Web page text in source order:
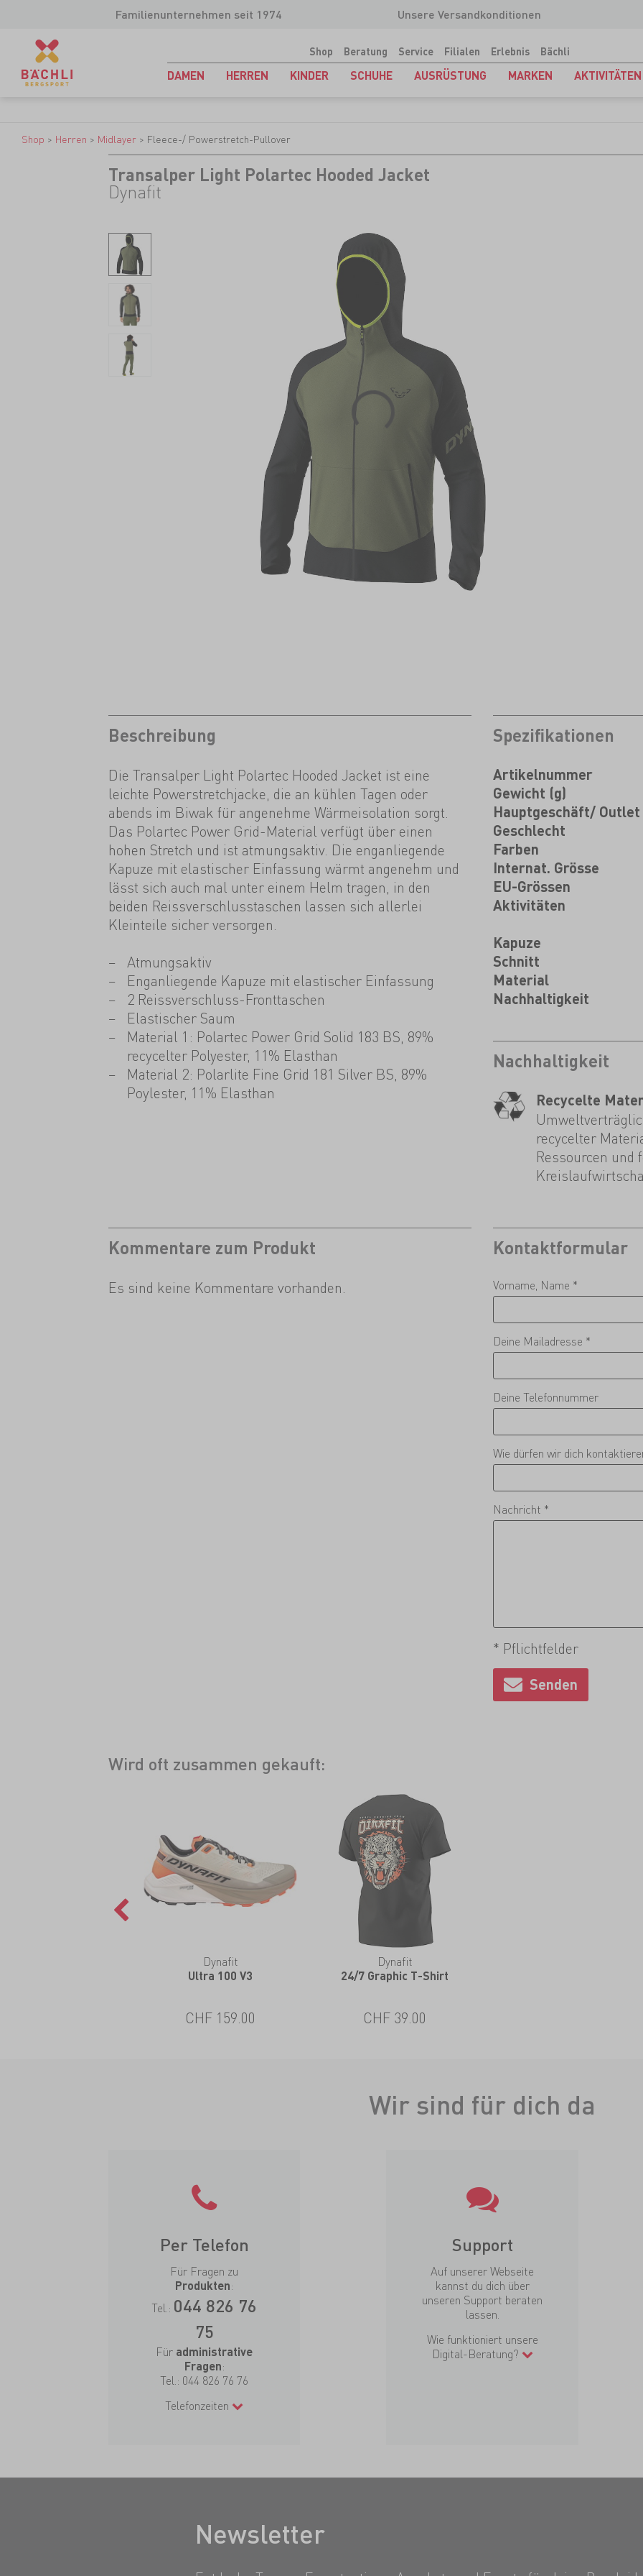
Familienunternehmen seit 1974 Unsere Versandkonditionen
Shop Beratung Service Filialen Erlebnis Bächli
DAMEN HERREN KINDER SCHUHE AUSRÜSTUNG MARKEN AKTIVITÄTEN
Shop > Herren > Midlayer > Fleece-/ Powerstretch-Pullover
Transalper Light Polartec Hooded Jacket
Dynafit
Beschreibung
Die Transalper Light Polartec Hooded Jacket ist eine
leichte Powerstretchjacke, die an kühlen Tagen oder
abends im Biwak für angenehme Wärmeisolation sorgt.
Das Polartec Power Grid-Material verfügt über einen
hohen Stretch und ist atmungsaktiv. Die enganliegende
Kapuze mit elastischer Einfassung wärmt angenehm und
lässt sich auch mal unter einem Helm tragen, in den
beiden Reissverschlusstaschen lassen sich allerlei
Kleinteile sicher versorgen.
Atmungsaktiv
Enganliegende Kapuze mit elastischer Einfassung
2 Reissverschluss-Fronttaschen
Elastischer Saum
Material 1: Polartec Power Grid Solid 183 BS, 89%
recycelter Polyester, 11% Elasthan
Material 2: Polarlite Fine Grid 181 Silver BS, 89%
Poylester, 11% Elasthan
Spezifikationen
Artikelnummer
Gewicht (g)
Hauptgeschäft/ Outlet
Geschlecht
Farben
Internat. Grösse
EU-Grössen
Aktivitäten
Kapuze
Schnitt
Material
Nachhaltigkeit
Nachhaltigkeit
Recycelte
recycelter
Ressourcen und
Kommentare zum Produkt
Es sind keine Kommentare vorhanden.
Kontaktformular
Vorname, Name *
Deine Mailadresse *
Deine Telefonnummer
Wie dürfen wir dich
Nachricht *
* Pflichtfelder
Wird oft zusammen gekauft:
Dynafit
Ultra 100 V3
CHF 159.00
Dynafit
24/7 Graphic T-Shirt
CHF 39.00
Wir sind für dich da
Per Telefon
Für Fragen zu
Produkten:
Tel.: 044 826 76
75
Für administrative
Fragen:
Tel.: 044 826 76 76
Telefonzeiten
Support
Auf unserer Webseite
kannst du dich über
unseren Support beraten
lassen.
Wie funktioniert unsere
Digital-Beratung?
Newsletter